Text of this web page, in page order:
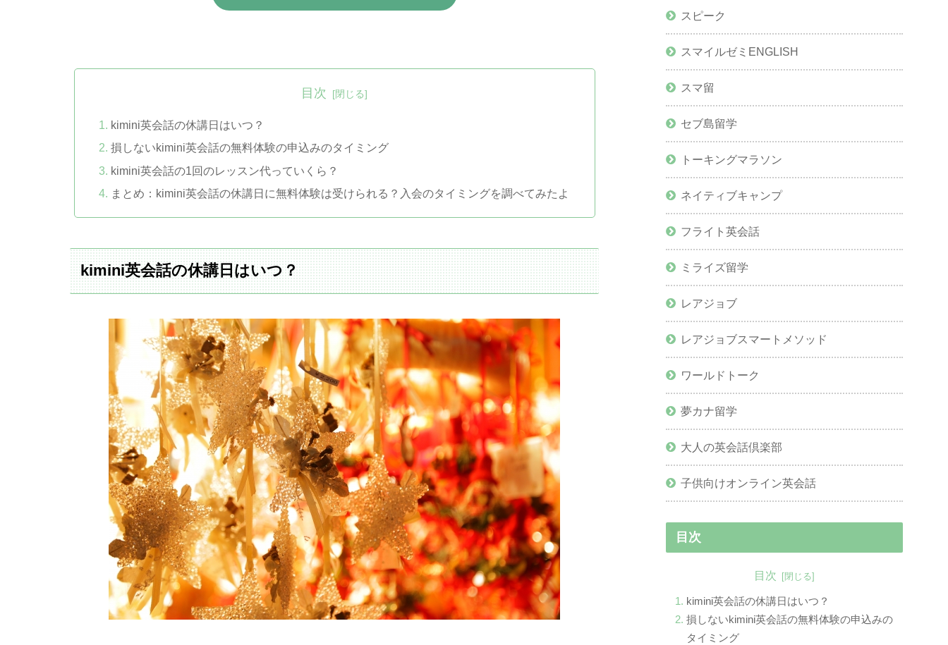
目次
kimini英会話の休講日はいつ？
損しないkimini英会話の無料体験の申込みのタイミング
kimini英会話の1回のレッスン代っていくら？
まとめ：kimini英会話の休講日に無料体験は受けられる？入会のタイミングを調べてみたよ
kimini英会話の休講日はいつ？
スピーク
スマイルゼミENGLISH
スマ留
セブ島留学
トーキングマラソン
ネイティブキャンプ
フライト英会話
ミライズ留学
レアジョブ
レアジョブスマートメソッド
ワールドトーク
夢カナ留学
大人の英会話倶楽部
子供向けオンライン英会話
目次
目次
kimini英会話の休講日はいつ？
損しないkimini英会話の無料体験の申込みの
タイミング